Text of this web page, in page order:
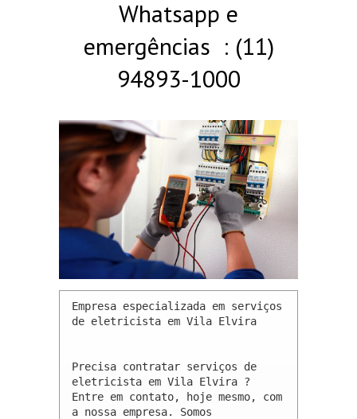
Whatsapp e
emergências : (11)
94893-1000
Empresa especializada em serviços
de eletricista em Vila Elvira
Precisa contratar serviços de
eletricista em Vila Elvira ?
Entre em contato, hoje mesmo, com
a nossa empresa. Somos